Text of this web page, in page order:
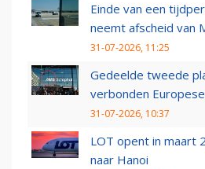
Einde van een
neemt afscheid van
31-07-2026, 11:25
Gedeelde tweede
verbonden
31-07-2026, 10:37
LOT opent in maart
naar Hanoi